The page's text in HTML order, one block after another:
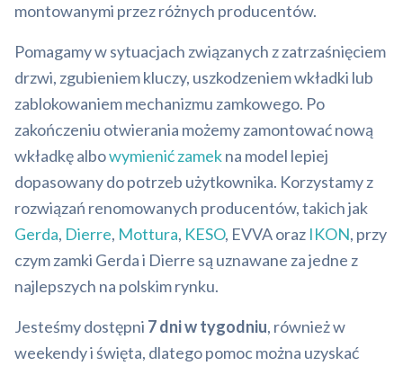
montowanymi przez różnych producentów.
Pomagamy w sytuacjach związanych z zatrzaśnięciem
drzwi, zgubieniem kluczy, uszkodzeniem wkładki lub
zablokowaniem mechanizmu zamkowego. Po
zakończeniu otwierania możemy zamontować nową
wkładkę albowymienić zamekna model lepiej
dopasowany do potrzeb użytkownika. Korzystamy z
rozwiązań renomowanych producentów, takich jak
Gerda, Dierre, Mottura, KESO, EVVA oraz IKON, przy
czym zamki Gerda i Dierre są uznawane za jedne z
najlepszych na polskim rynku.
Jesteśmy dostępni 7 dni w tygodniu, również w
weekendy i święta, dlatego pomoc można uzyskać